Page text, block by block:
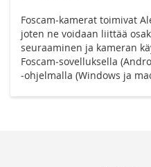
Foscam‑kamerat toimivat
joten ne voidaan liittää
seuraaminen ja kameran
Foscam‑sovelluksella
‑ohjelmalla (Windows ja